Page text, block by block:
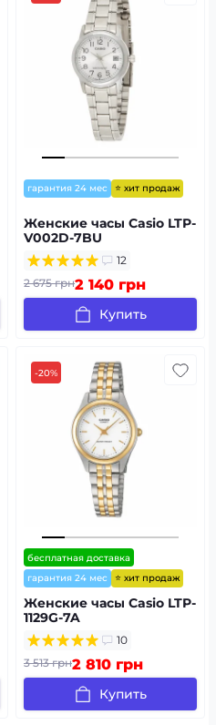
гарантия 24 мес ⭐ хит продаж
Женские часы Casio LTP-
V002D-7BU
12
2 675 грн2 140 грн
Купить
-20%
бесплатная доставка
гарантия 24 мес
⭐ хит продаж
Женские часы Casio LTP-
1129G-7A
10
3 513 грн2 810 грн
Купить